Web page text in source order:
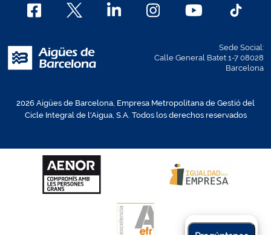
Sede Social:
Calle General Batet 1-7 08028
Barcelona
2026 Aigües de Barcelona, Empresa Metropolitana de Gestió del
Cicle Integral de l'Aigua, S.A. Todos los derechos reservados